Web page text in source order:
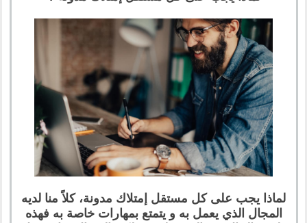
لماذا يجب على كل مستقل إمتلاك مدونة، كلاً منا لديه
المجال الذي يعمل به و يتمتع بمهارات خاصة به فهذه